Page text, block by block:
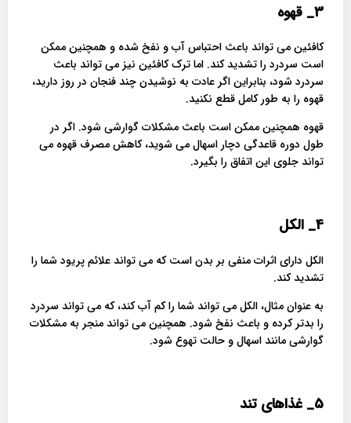
3_ قهوه
کافئین می تواند باعث احتباس آب و نفخ شده و همچنین ممکن
است سردرد را تشدید کند. اما ترک کافئین نیز می تواند باعث
سردرد شود، بنابراین اگر عادت به نوشیدن چند فنجان در روز دارید،
قهوه را به طور کامل قطع نکنید.
قهوه همچنین ممکن است باعث مشکلات گوارشی شود. اگر در
طول دوره قاعدگی دچار اسهال می شوید، کاهش مصرف قهوه می
تواند جلوی این اتفاق را بگیرد.
4_ الکل
الکل دارای اثرات منفی بر بدن است که می تواند علائم پریود شما را
تشدید کند.
به عنوان مثال، الکل می تواند شما را کم آب کند، که می تواند سردرد
را بدتر کرده و باعث نفخ شود. همچنین می تواند منجر به مشکلات
گوارشی مانند اسهال و حالت تهوع شود.
5_ غذاهای تند